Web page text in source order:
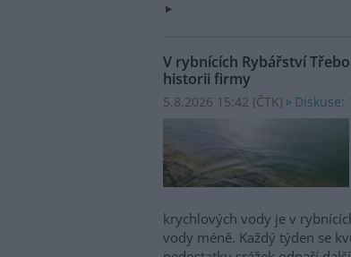
V rybnících Rybářství
historii firmy
5.8.2026 15:42 (ČTK) Diskuse:
krychlových vody je v
vody méně. Každý týden se